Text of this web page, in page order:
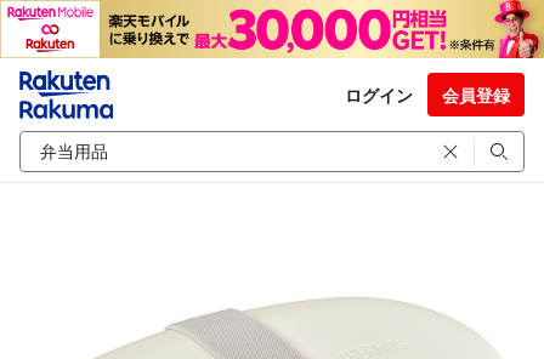
ログイン 会員登録